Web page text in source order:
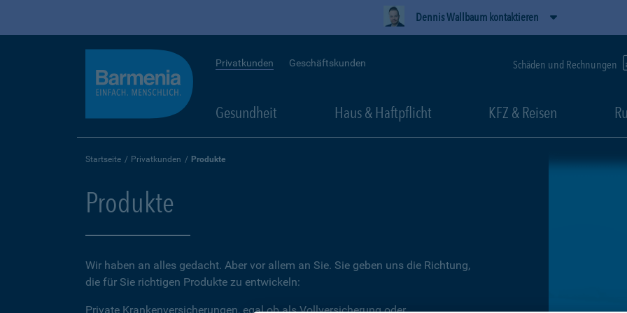
Dennis Wallbaum kontaktieren
Privatkunden Geschäftskunden Schäden und Rechnungen
Gesundheit Haus & Haftpflicht KFZ & Reisen
Startseite Privatkunden Produkte
Produkte
Wir haben an alles gedacht. Aber vor allem an Sie. Sie geben uns die Richtung,
die für Sie richtigen Produkte zu entwickeln:
Private Krankenversicherungen, egal ob als Vollversicherung oder